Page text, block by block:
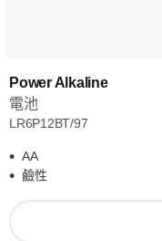
Power Alkaline
電池
LR6P12BT/97
AA
鹼性